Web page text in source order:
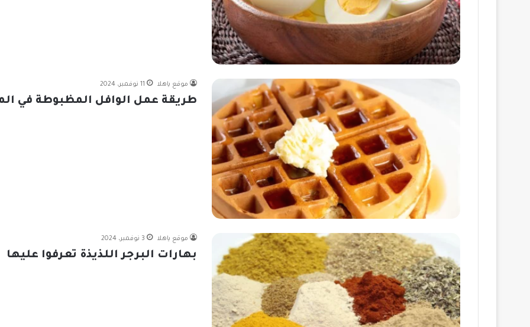
موقع ياهلا 11 نوفمبر، 2024
طريقة عمل الوافل المظبوطة في
موقع ياهلا 3 نوفمبر، 2024
بهارات البرجر اللذيذة تعرفوا عليها